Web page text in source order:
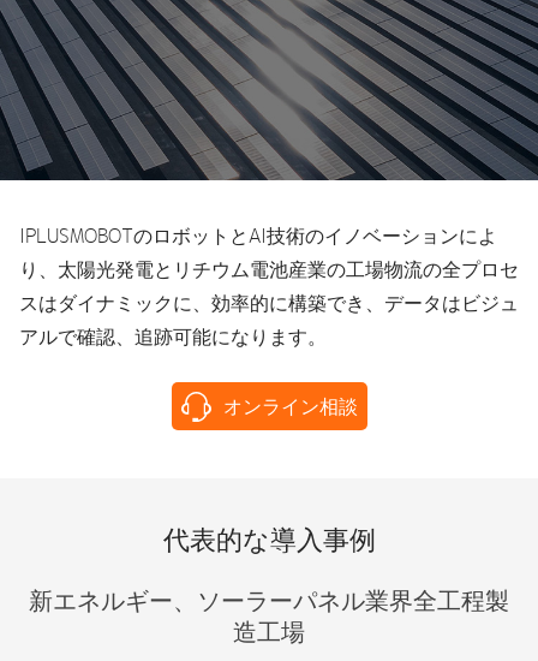
IPLUSMOBOTのロボットとAI技術のイノベーションによ
り、太陽光発電とリチウム電池産業の工場物流の全プロセ
スはダイナミックに、効率的に構築でき、データはビジュ
アルで確認、追跡可能になります。
オンライン相談
代表的な導入事例
新エネルギー、ソーラーパネル業界全工程製
造工場